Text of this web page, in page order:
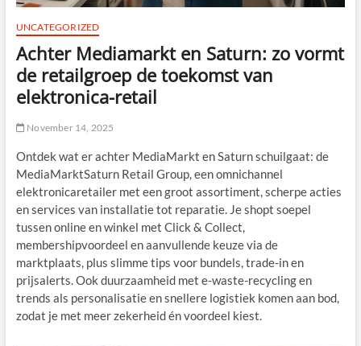
UNCATEGORIZED
Achter Mediamarkt en Saturn: zo vormt
de retailgroep de toekomst van
elektronica-retail
November 14, 2025
Ontdek wat er achter MediaMarkt en Saturn schuilgaat: de
MediaMarktSaturn Retail Group, een omnichannel
elektronicaretailer met een groot assortiment, scherpe acties
en services van installatie tot reparatie. Je shopt soepel
tussen online en winkel met Click & Collect,
membershipvoordeel en aanvullende keuze via de
marktplaats, plus slimme tips voor bundels, trade-in en
prijsalerts. Ook duurzaamheid met e-waste-recycling en
trends als personalisatie en snellere logistiek komen aan bod,
zodat je met meer zekerheid én voordeel kiest.